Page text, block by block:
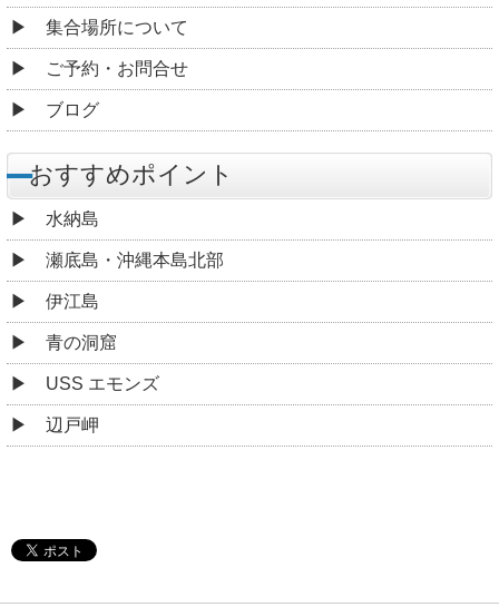
集合場所について
ご予約・お問合せ
ブログ
おすすめポイント
水納島
瀬底島・沖縄本島北部
伊江島
青の洞窟
USS エモンズ
辺戸岬